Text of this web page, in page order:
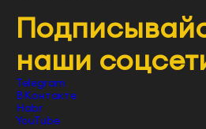
наши
Telegram
ВКонтакте
Habr
YouTube